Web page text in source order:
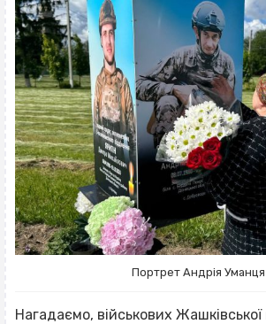
Портрет Андрія Уманця
Нагадаємо, військових